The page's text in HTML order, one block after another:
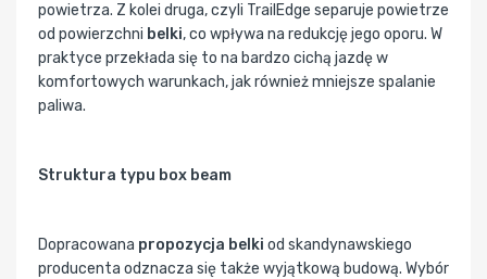
powietrza. Z kolei druga, czyli TrailEdge separuje powietrze
od powierzchni belki, co wpływa na redukcję jego oporu. W
praktyce przekłada się to na bardzo cichą jazdę w
komfortowych warunkach, jak również mniejsze spalanie
paliwa.
Struktura typu box beam
Dopracowana propozycja belki od skandynawskiego
producenta odznacza się także wyjątkową budową. Wybór